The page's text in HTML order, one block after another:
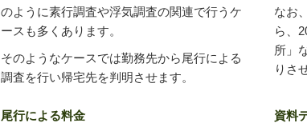
のように素行調査や浮気調査の関連で行うケ
ースも多くあります。
そのようなケースでは勤務先から尾行による
調査を行い帰宅先を判明させます。
尾行による料金
なお
ら、
所」
りさ
資料